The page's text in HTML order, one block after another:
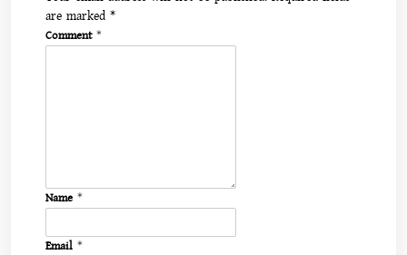
are marked *
Comment *
Name *
Email *